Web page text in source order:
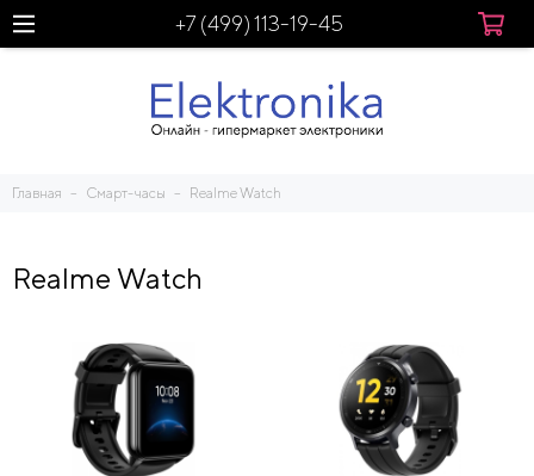
+7 (499) 113-19-45
Главная Смарт-часы Realme Watch
Realme Watch